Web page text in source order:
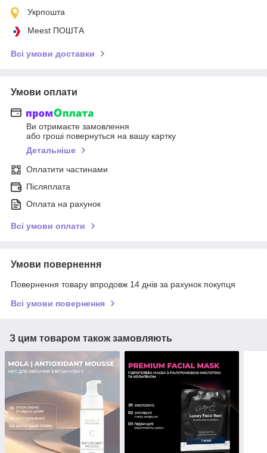
Укрпошта
Meest ПОШТА
Всі умови доставки
Умови оплати
Ви отримаєте замовлення
або гроші повернуться на вашу картку
Детальніше
Оплатити частинами
Післяплата
Оплата на рахунок
Всі умови оплати
Умови повернення
Повернення товару впродовж 14 днів за рахунок покупця
Всі умови повернення
З цим товаром також замовляють